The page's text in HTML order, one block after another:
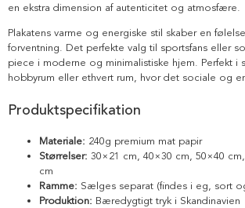
en ekstra dimension af autenticitet og atmosfære.
Plakatens varme og energiske stil skaber en
forventning. Det perfekte valg til sportsfans eller
piece i moderne og minimalistiske hjem. Perfekt i
hobbyrum eller ethvert rum, hvor det sociale og
Produktspecifikation
Materiale: 240g premium mat papir
Størrelser: 30×21 cm, 40×30 cm, 50×40
cm
Ramme: Sælges separat (findes i eg, sort
Produktion: Bæredygtigt tryk i Skandinavien